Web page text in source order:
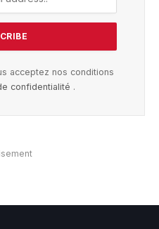
acceptez nos conditions
confidentialité .